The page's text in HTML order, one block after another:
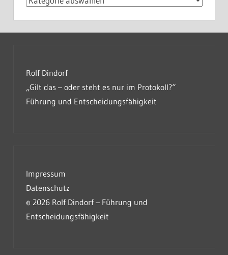
Rolf Dindorf
„Gilt das – oder steht es nur im Protokoll?“
Führung und Entscheidungsfähigkeit
Impressum
Datenschutz
© 2026 Rolf Dindorf – Führung und
Entscheidungsfähigkeit